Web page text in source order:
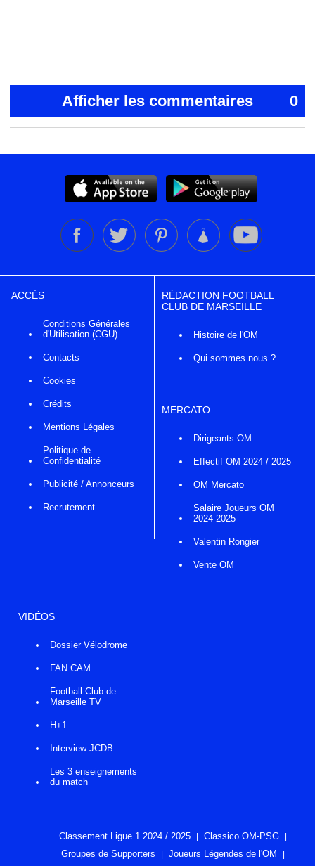
Afficher les commentaires 0
ACCÈS
Conditions Générales
d'Utilisation (CGU)
Contacts
Cookies
Crédits
Mentions Légales
Politique de
Confidentialité
Publicité / Annonceurs
Recrutement
RÉDACTION FOOTBALL
CLUB DE MARSEILLE
Histoire de l'OM
Qui sommes nous ?
MERCATO
Dirigeants OM
Effectif OM 2024 / 2025
OM Mercato
Salaire Joueurs OM
2024 2025
Valentin Rongier
Vente OM
VIDÉOS
Dossier Vélodrome
FAN CAM
Football Club de
Marseille TV
H+1
Interview JCDB
Les 3 enseignements
du match
Classement Ligue 1 2024 / 2025
Classico OM-PSG
Groupes de Supporters
Joueurs Légendes de l'OM